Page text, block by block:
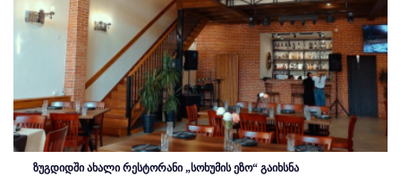
ზუგდიდში ახალი რესტორანი „სოხუმის ეზო“ გაიხსნა